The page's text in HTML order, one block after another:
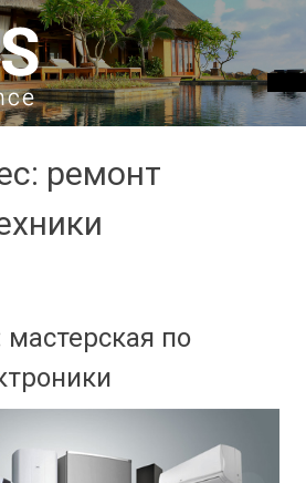
ремонт
по